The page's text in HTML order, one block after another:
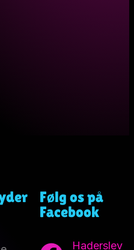
Følg os på
Facebook
Haderslev